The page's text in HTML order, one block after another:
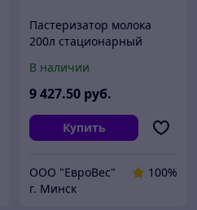
Пастеризатор молока
200л стационарный
В наличии
9 427.50 руб.
Купить
ООО "ЕвроВес"
100%
г. Минск